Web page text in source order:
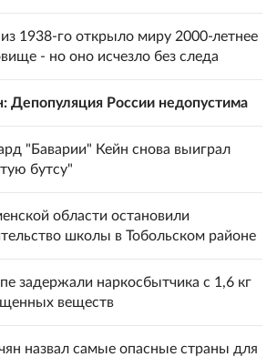
1938-го открыло миру 2000‑летнее
- но оно исчезло без следа
Депопуляция России недопустима
"Баварии" Кейн снова выиграл
бутсу"
области остановили
школы в Тобольском районе
задержали наркосбытчика с 1,6 кг
веществ
назвал самые опасные страны для